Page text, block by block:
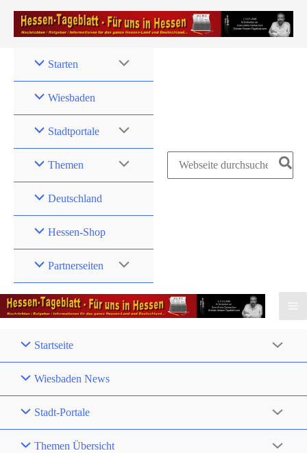
Zum
Inhalt
Starten
Wiesbaden
Stadtportale
Themen
Deutschland
Hessen-Shop
Partnerseiten
Search
Startseite
Wiesbaden News
Stadt-Portale
Themen Übersicht